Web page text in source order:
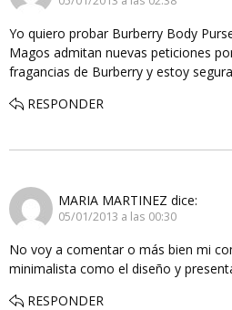
Yo quiero probar Burberry Body
Magos admitan nuevas peticiones
fragancias de Burberry y estoy
RESPONDER
MARIA MARTINEZ dice:
05/01/2013 a las 00:30
No voy a comentar o más bien mi
minimalista como el diseño y
RESPONDER